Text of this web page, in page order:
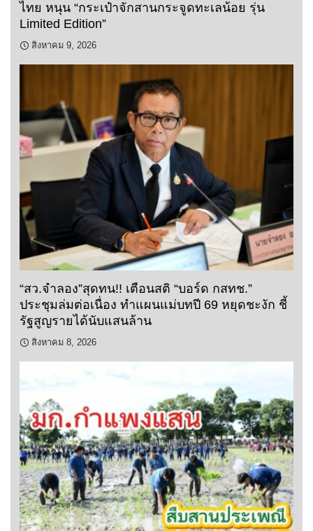
ไทย หนุน “กระเป๋าจักสานกระจูดทะเลน้อย รุ่น
Limited Edition”
สิงหาคม 9, 2026
“สว.จำลอง”สุดทน!! เตือนสติ “บอร์ด กสทช.”
ประชุมล่มต่อเนื่อง ทำแผนแม่บทปี 69 หยุดชะงัก ชี้
รัฐสูญรายได้นับแสนล้าน
สิงหาคม 8, 2026